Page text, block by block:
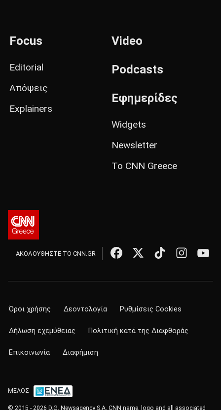
Focus
Editorial
Απόψεις
Explainers
Video
Podcasts
Εφημερίδες
Widgets
Newsletter
Το CNN Greece
ΑΚΟΛΟΥΘΗΣΤΕ ΤΟ CNN.GR
Όροι χρήσης Δεοντολογία Ρυθμίσεις Cookies
Δήλωση εχεμύθειας Πολιτική κατά της Διαφθοράς
Επικοινωνία Διαφήμιση
ΜΕΛΟΣ
© 2015 - 2026 D.G. Newsagency S.A. CNN name, logo and all associated